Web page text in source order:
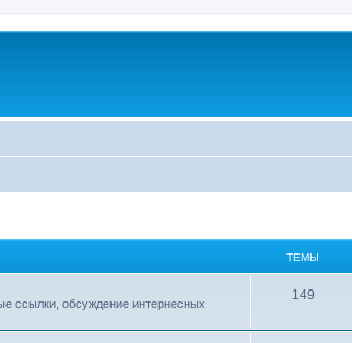
ТЕМЫ
ссылки, обсуждение интернесных
149